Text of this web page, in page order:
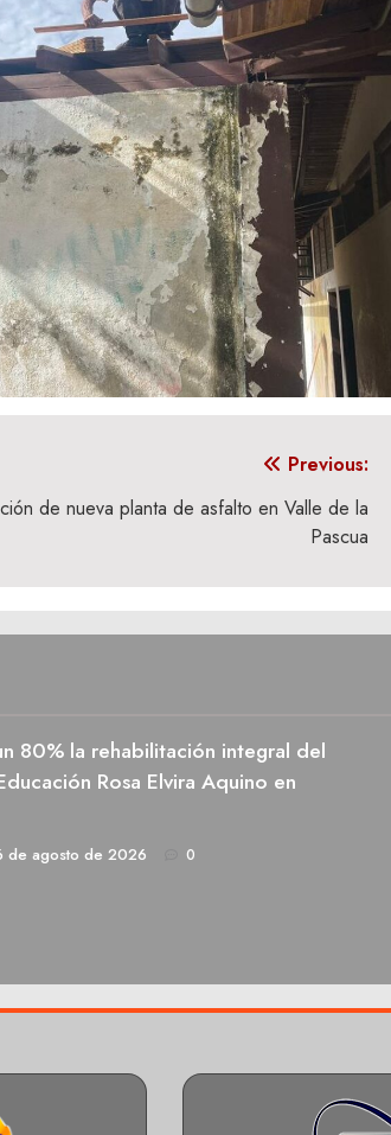
Previous:
de nueva planta de asfalto en Valle de la
Pascua
80% la rehabilitación integral del
Rosa Elvira Aquino en
de agosto de 2026 0